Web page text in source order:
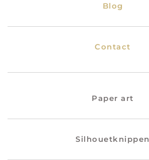
Blog
Contact
Paper art
Silhouetknippen